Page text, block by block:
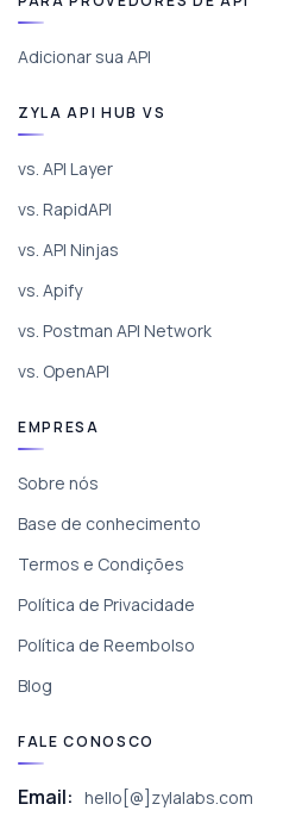
Adicionar sua API
ZYLA API HUB VS
vs. API Layer
vs. RapidAPI
vs. API Ninjas
vs. Apify
vs. Postman API Network
vs. OpenAPI
EMPRESA
Sobre nós
Base de conhecimento
Termos e Condições
Política de Privacidade
Política de Reembolso
Blog
FALE CONOSCO
Email: hello[@]zylalabs.com